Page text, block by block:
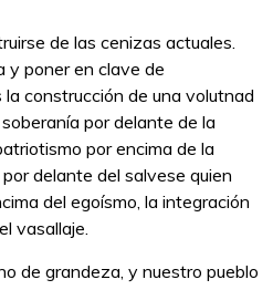
de las cenizas actuales.
y poner en clave de
construcción de una volutnad
por delante de la
por encima de la
delante del salvese quien
del egoísmo, la integración
vasallaje.
de grandeza, y nuestro pueblo